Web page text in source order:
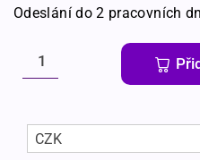
Odeslání do 2 pracovních
CZK